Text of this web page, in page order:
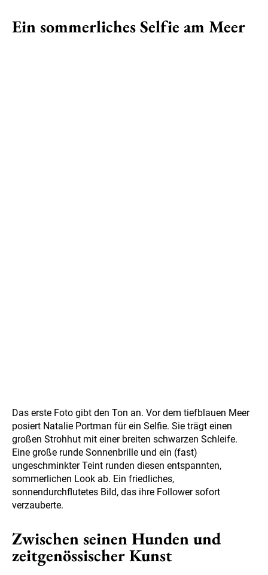
Ein sommerliches Selfie am Meer
Das erste Foto gibt den Ton an. Vor dem tiefblauen Meer
posiert Natalie Portman für ein Selfie. Sie trägt einen
großen Strohhut mit einer breiten schwarzen Schleife.
Eine große runde Sonnenbrille und ein (fast)
ungeschminkter Teint runden diesen entspannten,
sommerlichen Look ab. Ein friedliches,
sonnendurchflutetes Bild, das ihre Follower sofort
verzauberte.
Zwischen seinen Hunden und
zeitgenössischer Kunst